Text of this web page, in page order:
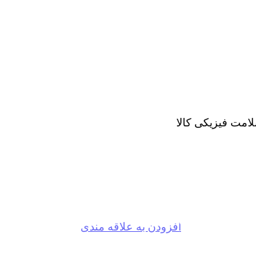
فیزیکی کالا
افزودن به علاقه مندی